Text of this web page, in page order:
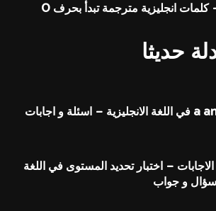
حديثا
تمارين على a an the في اللغة الانجليزية – اسئلة و اجابات
– اختبار تحديد المستوى في اللغة